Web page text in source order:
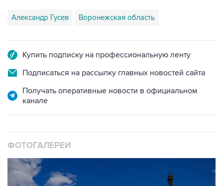
Александр Гусев Воронежская область
Купить подписку на профессиональную ленту
Подписаться на рассылку главных новостей сайта
Получать оперативные новости в официальном
канале
ФОТОГАЛЕРЕИ